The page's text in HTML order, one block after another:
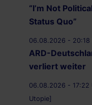
“I’m Not
Status Quo”
06.08.2026 - 20:18
ARD-
verliert weiter
06.08.2026 - 17:22
Utopie]